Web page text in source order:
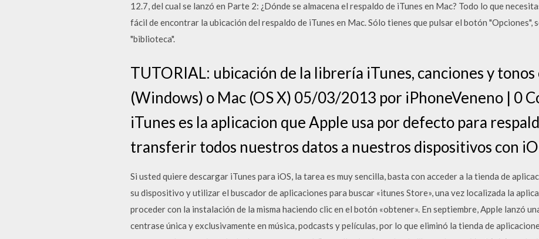
12.7, del cual se lanzó en Parte 2: ¿Dónde se almacena el respaldo de iTunes en Mac? Todo lo que
fácil de encontrar la ubicación del respaldo de iTunes en Mac. Sólo tienes que pulsar el botón "Opciones",
"biblioteca".
TUTORIAL: ubicación de la librería iTunes, canciones y tonos
(Windows) o Mac (OS X) 05/03/2013 por iPhoneVeneno | 0
iTunes es la aplicacion que Apple usa por defecto para
transferir todos nuestros datos a nuestros dispositivos con
Si usted quiere descargar iTunes para iOS, la tarea es muy sencilla, basta con acceder a la tienda de
su dispositivo y utilizar el buscador de aplicaciones para buscar «itunes Store», una vez localizada la
proceder con la instalación de la misma haciendo clic en el botón «obtener». En septiembre, Apple lanzó
centrase única y exclusivamente en música, podcasts y películas, por lo que eliminó la tienda de